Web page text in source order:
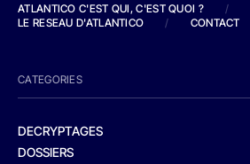
ATLANTICO C'EST QUI, C'EST QUOI ?
/
LE RESEAU D'ATLANTICO
/ CONTACT
CATEGORIES
DECRYPTAGES
DOSSIERS